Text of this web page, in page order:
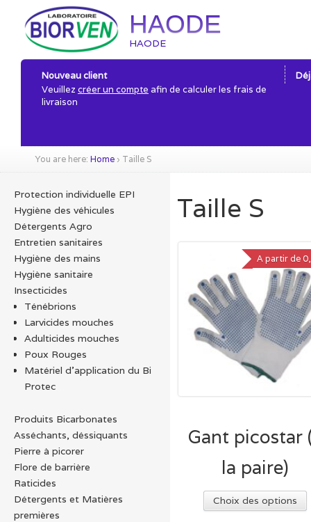
HAODE
HAODE
Nouveau client
Veuillez créer un compte afin de calculer les frais de
livraison
You are here: Home › Taille S
Taille S
Gant picostar
la paire)
A partir de
Choix des options
Protection individuelle EPI
Hygiène des véhicules
Détergents Agro
Entretien sanitaires
Hygiène des mains
Hygiène sanitaire
Insecticides
Ténébrions
Larvicides mouches
Adulticides mouches
Poux Rouges
Matériel d’application du Bi
Protec
Produits Bicarbonates
Asséchants, déssiquants
Pierre à picorer
Flore de barrière
Raticides
Détergents et Matières
premières